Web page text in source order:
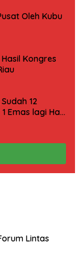
Oleh Kubu
Kongres
12
Emas lagi Hari
Lintas